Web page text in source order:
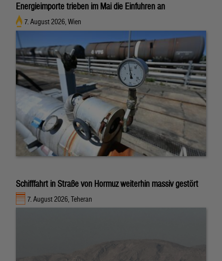
Energieimporte trieben im Mai die Einfuhren an
7. August 2026, Wien
Schifffahrt in Straße von Hormuz weiterhin massiv gestört
7. August 2026, Teheran